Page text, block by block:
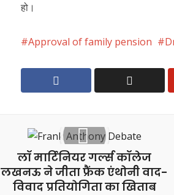
हो।
Approval of family pension
लॉ मार्टिनियर गर्ल्स कॉलेज
लखनऊ ने जीता फ्रैंक एंथोनी वाद-
विवाद प्रतियोगिता का खिताब